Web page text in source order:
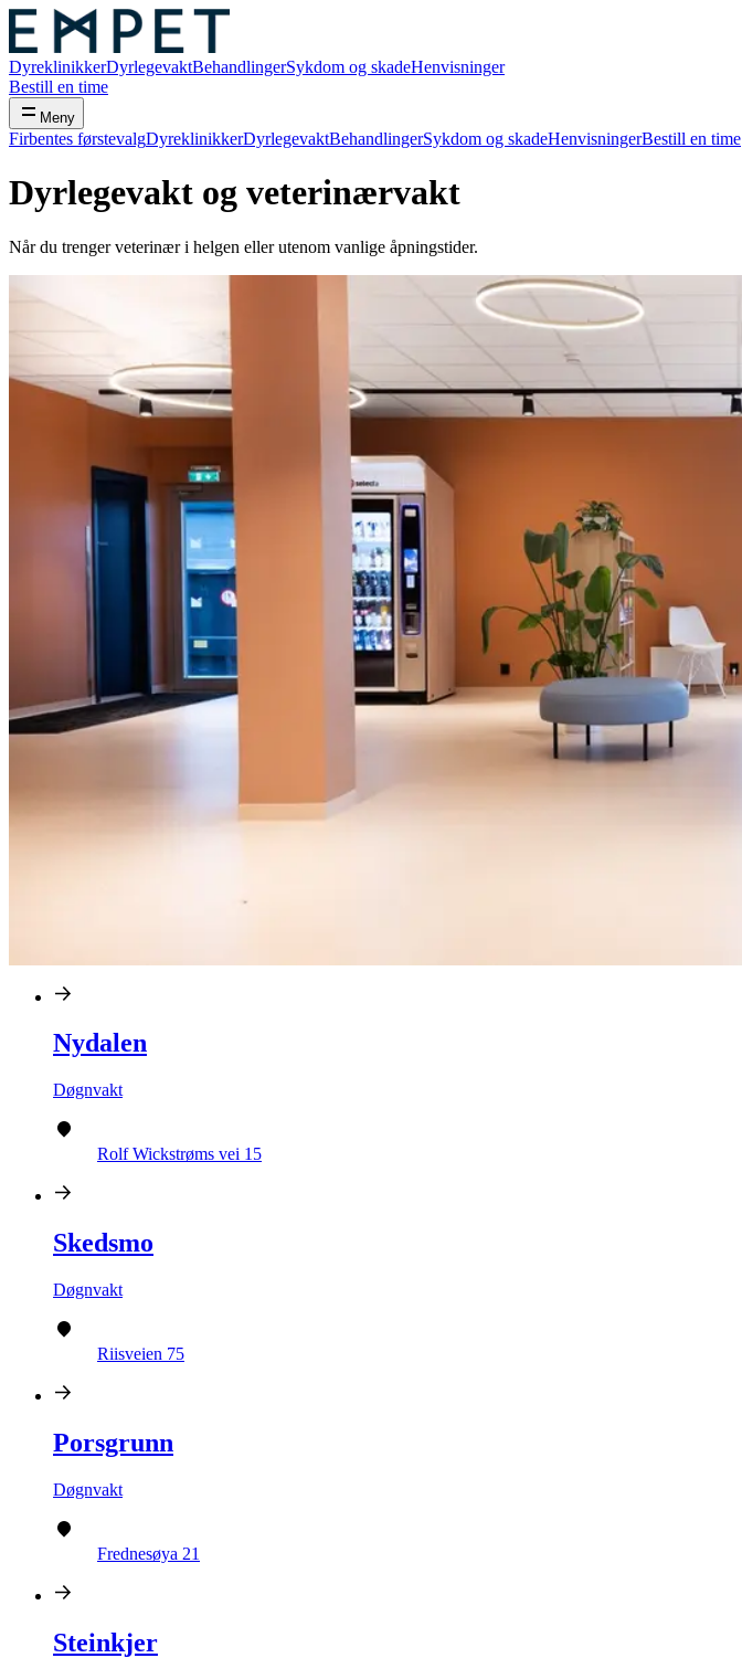
DyreklinikkerDyrlegevaktBehandlingerSykdom og skadeHenvisninger
Bestill en time
Meny
Firbentes førstevalgDyreklinikkerDyrlegevaktBehandlingerSykdom og skadeHenvisningerBestill en time
Dyrlegevakt og veterinærvakt
Når du trenger veterinær i helgen eller utenom vanlige åpningstider.
Nydalen
Døgnvakt
Rolf Wickstrøms vei 15
Skedsmo
Døgnvakt
Riisveien 75
Porsgrunn
Døgnvakt
Frednesøya 21
Steinkjer